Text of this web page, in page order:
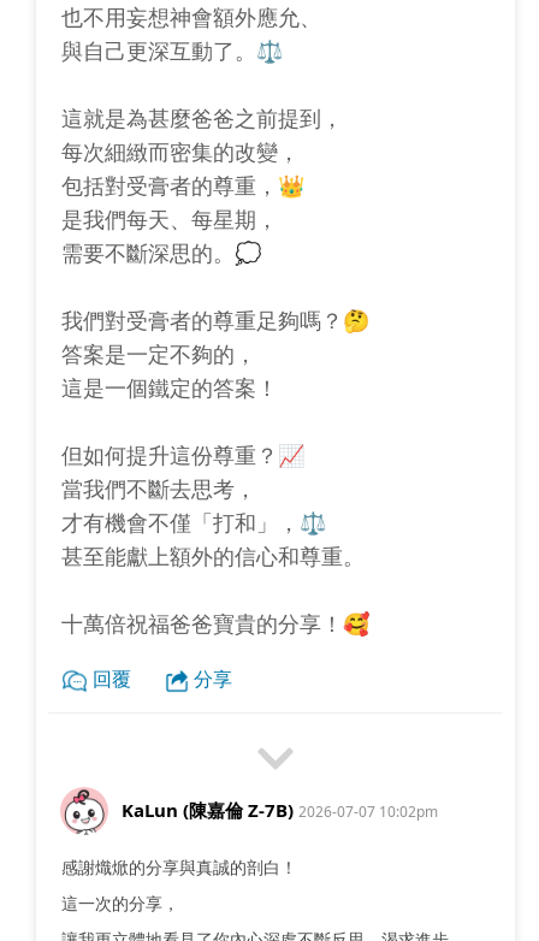
也不用妄想神會額外應允、
與自己更深互動了。⚖️
這就是為甚麼爸爸之前提到，
每次細緻而密集的改變，
包括對受膏者的尊重，👑
是我們每天、每星期，
需要不斷深思的。💭
我們對受膏者的尊重足夠嗎？🤔
答案是一定不夠的，
這是一個鐵定的答案！
但如何提升這份尊重？📈
當我們不斷去思考，
才有機會不僅「打和」，⚖️
甚至能獻上額外的信心和尊重。
十萬倍祝福爸爸寶貴的分享！🥰
回覆 分享
KaLun (陳嘉倫 Z-7B) 2026-07-07 10:02pm
感謝熾焮的分享與真誠的剖白！
這一次的分享，